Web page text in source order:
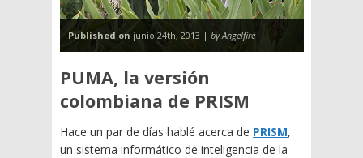
Published on junio 24th, 2013 | by Angelfire
PUMA, la versión
colombiana de PRISM
Hace un par de días hablé acerca de PRISM,
un sistema informático de inteligencia de la